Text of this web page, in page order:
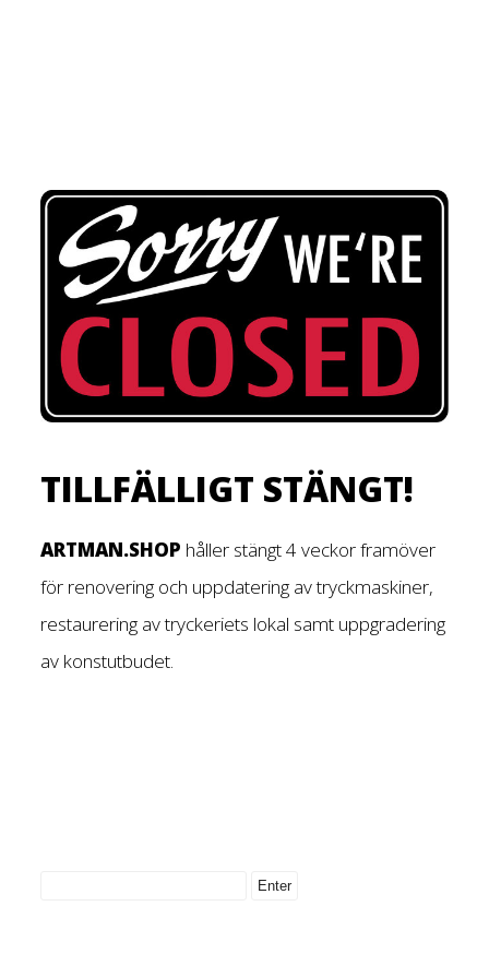
TILLFÄLLIGT STÄNGT!
ARTMAN.SHOP håller stängt 4 veckor framöver
för renovering och uppdatering av tryckmaskiner,
restaurering av tryckeriets lokal samt uppgradering
av konstutbudet.